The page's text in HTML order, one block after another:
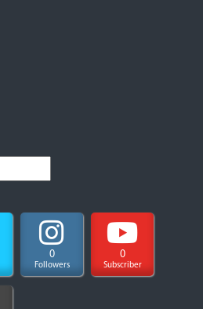
0
Followers
0
Subscriber